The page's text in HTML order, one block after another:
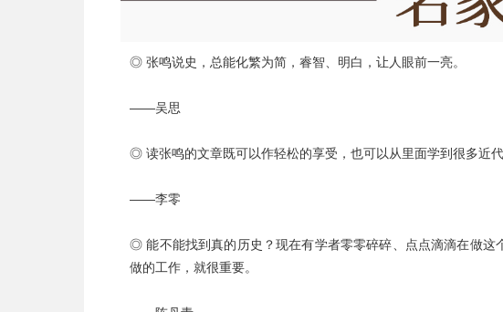
◎ 张鸣说史，总能化繁为简，睿智、明白，让人眼前一亮。
——吴思
◎ 读张鸣的文章既可以作轻松的享受，也可以从里面学到很多近
——李零
◎ 能不能找到真的历史？现在有学者零零碎碎、点点滴滴在做
做的工作，就很重要。